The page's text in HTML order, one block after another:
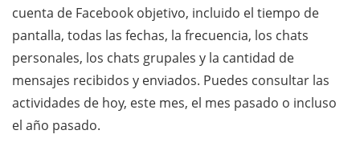
cuenta de Facebook objetivo, incluido el tiempo de
pantalla, todas las fechas, la frecuencia, los chats
personales, los chats grupales y la cantidad de
mensajes recibidos y enviados. Puedes consultar las
actividades de hoy, este mes, el mes pasado o incluso
el año pasado.